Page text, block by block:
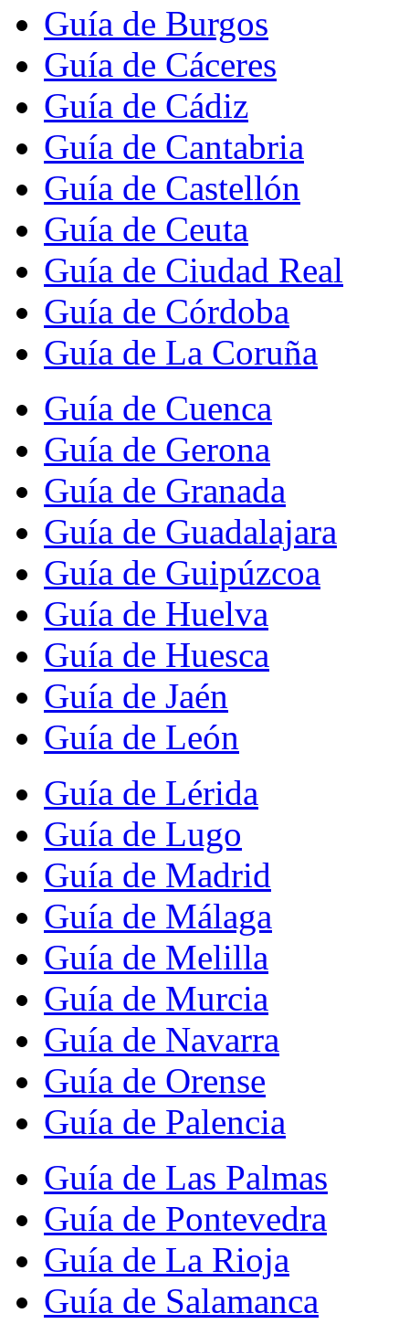
Guía de Burgos
Guía de Cáceres
Guía de Cádiz
Guía de Cantabria
Guía de Castellón
Guía de Ceuta
Guía de Ciudad Real
Guía de Córdoba
Guía de La Coruña
Guía de Cuenca
Guía de Gerona
Guía de Granada
Guía de Guadalajara
Guía de Guipúzcoa
Guía de Huelva
Guía de Huesca
Guía de Jaén
Guía de León
Guía de Lérida
Guía de Lugo
Guía de Madrid
Guía de Málaga
Guía de Melilla
Guía de Murcia
Guía de Navarra
Guía de Orense
Guía de Palencia
Guía de Las Palmas
Guía de Pontevedra
Guía de La Rioja
Guía de Salamanca